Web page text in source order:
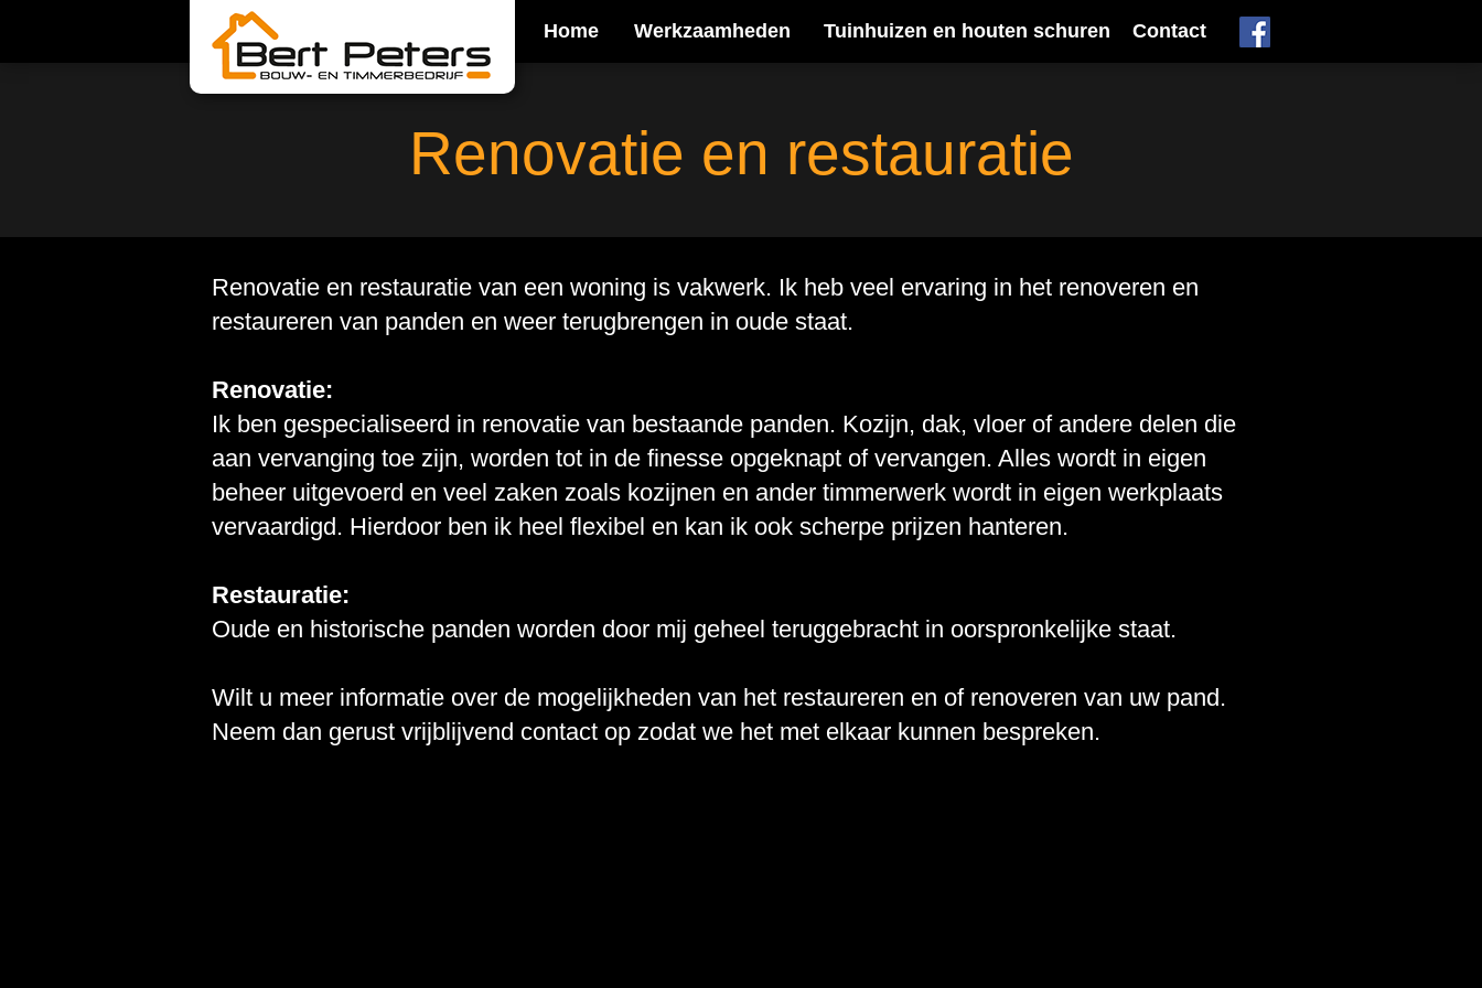
Home Werkzaamheden Tuinhuizen en houten schuren Contact
Renovatie en restauratie
Renovatie en restauratie van een woning is vakwerk. Ik heb veel ervaring in het renoveren en
restaureren van panden en weer terugbrengen in oude staat.
Renovatie:
Ik ben gespecialiseerd in renovatie van bestaande panden. Kozijn, dak, vloer of andere delen die
aan vervanging toe zijn, worden tot in de finesse opgeknapt of vervangen. Alles wordt in eigen
beheer uitgevoerd en veel zaken zoals kozijnen en ander timmerwerk wordt in eigen werkplaats
vervaardigd. Hierdoor ben ik heel flexibel en kan ik ook scherpe prijzen hanteren.
Restauratie:
Oude en historische panden worden door mij geheel teruggebracht in oorspronkelijke staat.
Wilt u meer informatie over de mogelijkheden van het restaureren en of renoveren van uw pand.
Neem dan gerust vrijblijvend contact op zodat we het met elkaar kunnen bespreken.